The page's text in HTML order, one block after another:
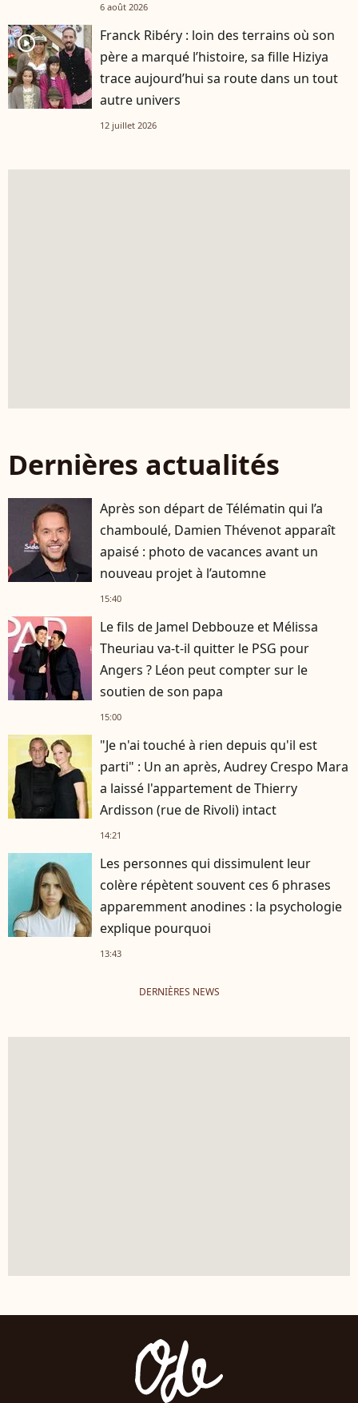
6 août 2026
player2
Franck Ribéry : loin des terrains où son
père a marqué l’histoire, sa fille Hiziya
trace aujourd’hui sa route dans un tout
autre univers
12 juillet 2026
Dernières actualités
Après son départ de Télématin qui l’a
chamboulé, Damien Thévenot apparaît
apaisé : photo de vacances avant un
nouveau projet à l’automne
15:40
Le fils de Jamel Debbouze et Mélissa
Theuriau va-t-il quitter le PSG pour
Angers ? Léon peut compter sur le
soutien de son papa
15:00
"Je n'ai touché à rien depuis qu'il est
parti" : Un an après, Audrey Crespo Mara
a laissé l'appartement de Thierry
Ardisson (rue de Rivoli) intact
14:21
Les personnes qui dissimulent leur
colère répètent souvent ces 6 phrases
apparemment anodines : la psychologie
explique pourquoi
13:43
DERNIÈRES NEWS